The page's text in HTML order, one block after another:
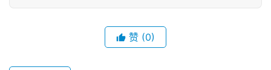
联
赞 (0)